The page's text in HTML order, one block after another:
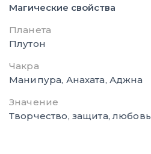
Магические свойства
Планета
Плутон
Чакра
Манипура, Анахата, Аджна
Значение
Творчество, защита, любовь